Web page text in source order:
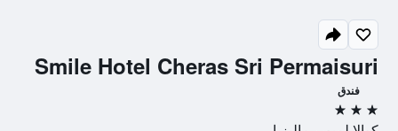
Smile Hotel Cheras Sri Permaisuri
فندق
3 نجوم